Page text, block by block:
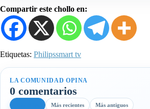
Compartir este chollo en:
Etiquetas: Philipssmart tv
LA COMUNIDAD OPINA
0 comentarios
Más recientes Más antiguos